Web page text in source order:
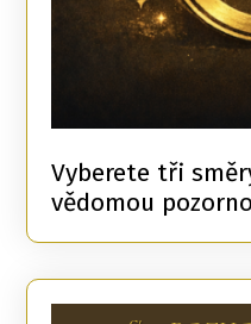
Vyberete tři
vědomou